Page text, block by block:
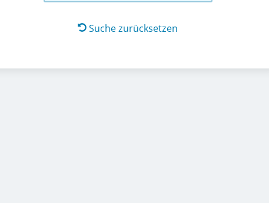
Suche zurücksetzen